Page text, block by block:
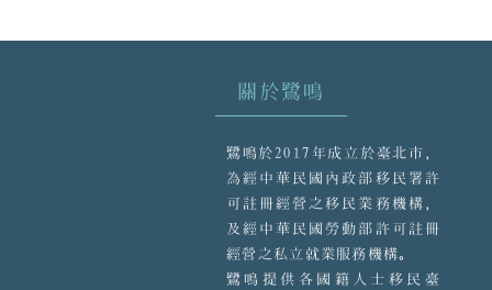
關於鷺鳴
鷺鳴於2017年成立於臺北市，
為經中華民國內政部移民署許
可註冊經營之移民業務機構，
及經中華民國勞動部許可註冊
經營之私立就業服務機構。
鷺鳴提供各國籍人士移民臺